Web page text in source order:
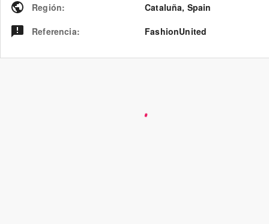
Región: Cataluña, Spain
Referencia: FashionUnited